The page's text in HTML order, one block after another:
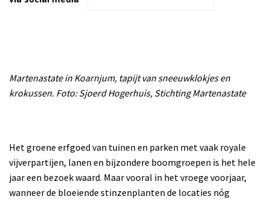
Martenastate in Koarnjum, tapijt van sneeuwklokjes en
krokussen. Foto: Sjoerd Hogerhuis, Stichting Martenastate
Het groene erfgoed van tuinen en parken met vaak royale
vijverpartijen, lanen en bijzondere boomgroepen is het hele
jaar een bezoek waard. Maar vooral in het vroege voorjaar,
wanneer de bloeiende stinzenplanten de locaties nóg